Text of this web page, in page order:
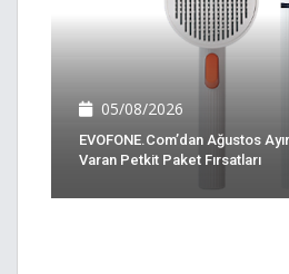
05/08/2026
EVOFONE.com’dan Ağustos
Varan Petkit Paket Fırsatları